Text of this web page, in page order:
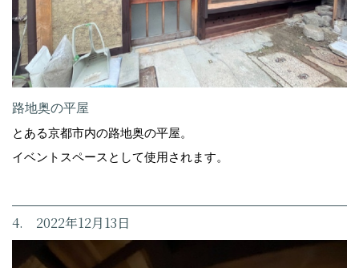
路地奥の平屋
とある京都市内の路地奥の平屋。
イベントスペースとして使用されます。
4. 2022年12月13日